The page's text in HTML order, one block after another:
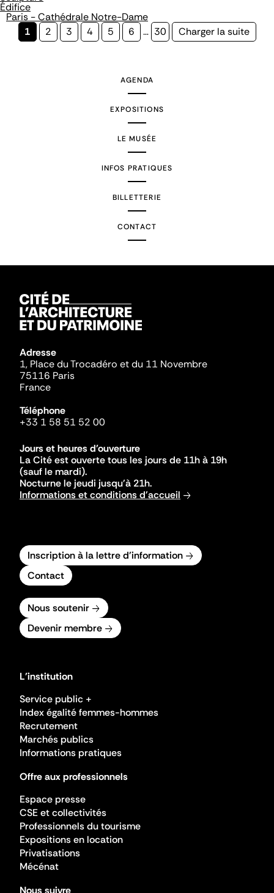
Édifice
Paris - Cathédrale Notre-Dame
Page
1 Page
2 Page
3 Page
4 Page
5 Page
6 … Page
30
Page
Charger la suite
AGENDA
EXPOSITIONS
LE MUSÉE
INFOS PRATIQUES
BILLETTERIE
CONTACT
Adresse
1, Place du Trocadéro et du 11 Novembre
75116 Paris
France
Téléphone
+33 1 58 51 52 00
Jours et heures d'ouverture
La Cité est ouverte tous les jours de 11h à 19h
(sauf le mardi).
Nocturne le jeudi jusqu'à 21h.
Informations et conditions d'accueil
Inscription à la lettre d'information
Contact
Nous soutenir
Devenir membre
L'institution
Service public +
Index égalité femmes-hommes
Recrutement
Marchés publics
Informations pratiques
Offre aux professionnels
Espace presse
CSE et collectivités
Professionnels du tourisme
Expositions en location
Privatisations
Mécénat
Nous suivre